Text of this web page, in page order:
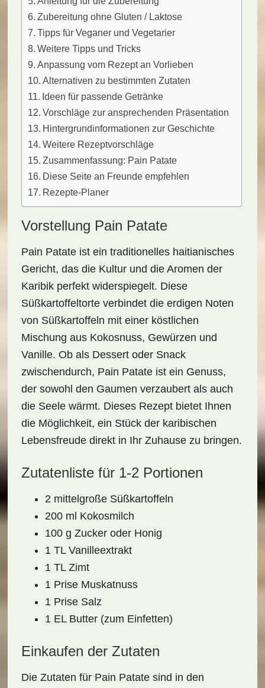
Zubereitung ohne Gluten / Laktose
Tipps für Veganer und Vegetarier
Weitere Tipps und Tricks
Anpassung vom Rezept an Vorlieben
Alternativen zu bestimmten Zutaten
Ideen für passende Getränke
Vorschläge zur ansprechenden Präsentation
Hintergrundinformationen zur Geschichte
Weitere Rezeptvorschläge
Zusammenfassung: Pain Patate
Diese Seite an Freunde empfehlen
Rezepte-Planer
Vorstellung Pain Patate
Pain Patate ist ein traditionelles haitianisches
Gericht, das die Kultur und die Aromen der
Karibik perfekt widerspiegelt. Diese
Süßkartoffeltorte verbindet die erdigen Noten
von Süßkartoffeln mit einer köstlichen
Mischung aus Kokosnuss, Gewürzen und
Vanille. Ob als Dessert oder Snack
zwischendurch, Pain Patate ist ein Genuss,
der sowohl den Gaumen verzaubert als auch
die Seele wärmt. Dieses Rezept bietet Ihnen
die Möglichkeit, ein Stück der karibischen
Lebensfreudedirekt in Ihr Zuhause zu bringen.
Zutatenliste für 1-2 Portionen
2 mittelgroße Süßkartoffeln
200 ml Kokosmilch
100 g Zucker oder Honig
1 TL Vanilleextrakt
1 TL Zimt
1 Prise Muskatnuss
1 Prise Salz
1 EL Butter (zum Einfetten)
Einkaufen der Zutaten
Die Zutaten für Pain Patate sind in den